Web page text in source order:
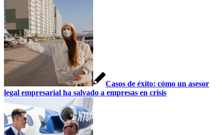
Casos de éxito: cómo un asesor
legal empresarial ha salvado a empresas en crisis